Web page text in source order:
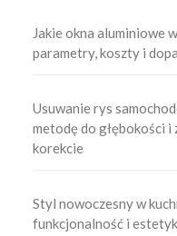
Jakie okna aluminiowe
parametry, koszty i
Usuwanie rys
metodę do głębokości
korekcie
Styl nowoczesny w
funkcjonalność i